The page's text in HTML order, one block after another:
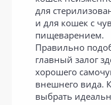
для
и для кошек с
пищеварением.
Правильно
главный залог
хорошего
внешнего вида.
выбрать